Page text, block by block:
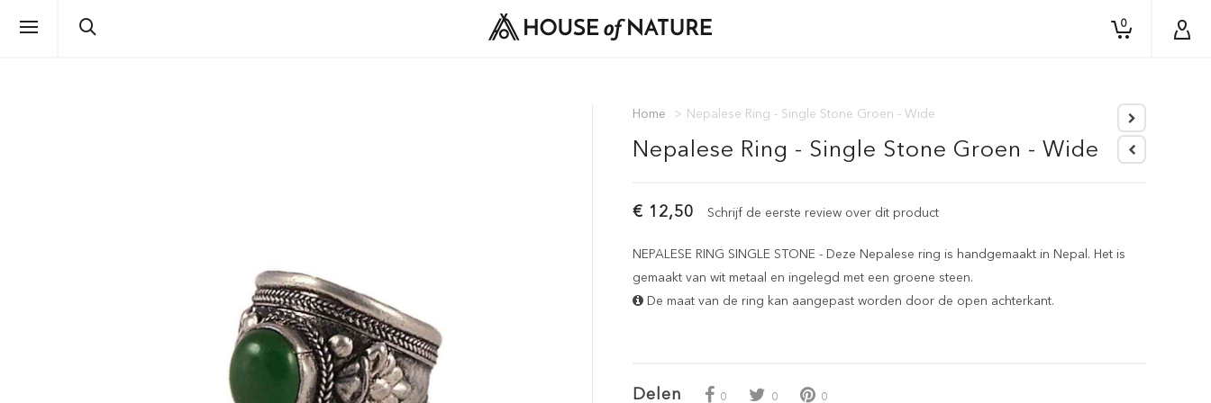
0
Home > Nepalese Ring - Single Stone Groen - Wide
Nepalese Ring - Single Stone Groen - Wide
€ 12,50 Schrijf de eerste review over dit product
NEPALESE RING SINGLE STONE - Deze Nepalese ring is handgemaakt in Nepal. Het is
gemaakt van wit metaal en ingelegd met een groene steen.
De maat van de ring kan aangepast worden door de open achterkant.
Delen 0 0 0